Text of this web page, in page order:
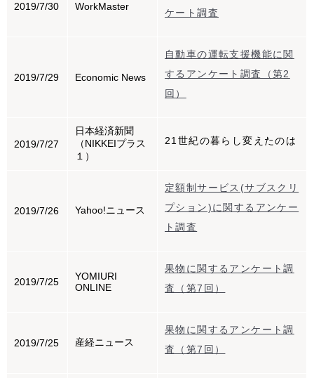
2019/7/30 WorkMaster
ケート調査
2019/7/29 Economic News
自動車の運転支援機能に関
するアンケート調査（第2
回）
2019/7/27
日本経済新聞
（NIKKEIプラス
１）
21世紀の暮らし変えたのは
2019/7/26 Yahoo!ニュース
定額制サービス(サブスクリ
プション)に関するアンケー
ト調査
2019/7/25
YOMIURI
ONLINE
果物に関するアンケート調
査（第7回）
2019/7/25 産経ニュース
果物に関するアンケート調
査（第7回）